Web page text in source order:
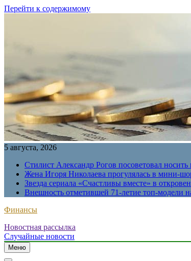
Перейти к содержимому
5 августа, 2026
Стилист Александр Рогов посоветовал
Жена Игоря Николаева прогулялась в мини-
Звезда сериала «Счастливы вместе» в
Внешность отметившей 71-летие топ-модели
Финансы
Новостная рассылка
Случайные новости
Меню